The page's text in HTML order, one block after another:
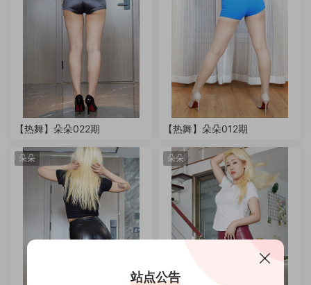
【热舞】朵朵022期 【热舞】朵朵012期
朵朵 朵朵
站点公告